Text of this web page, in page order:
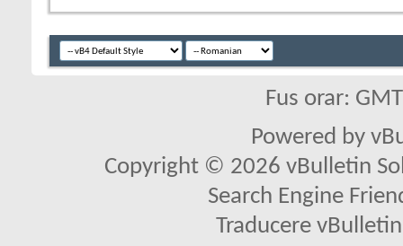
Fus orar:
Powered by
Copyright © 2026 vBulletin
Search Engine
Traducere